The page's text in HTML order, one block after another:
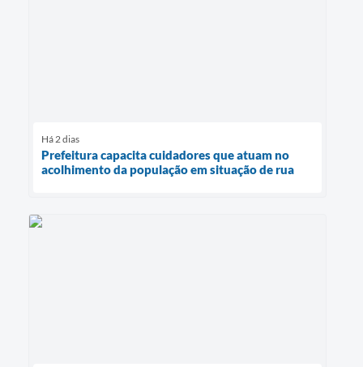
Há 2 dias
Prefeitura capacita cuidadores que atuam no
acolhimento da população em situação de rua